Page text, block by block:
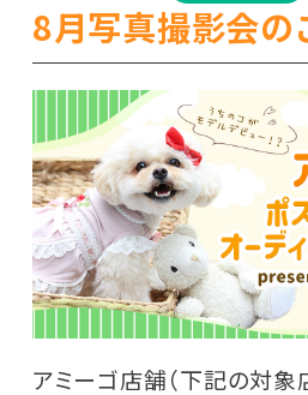
8月写真撮影会の
アミーゴ店舗（下記の対象